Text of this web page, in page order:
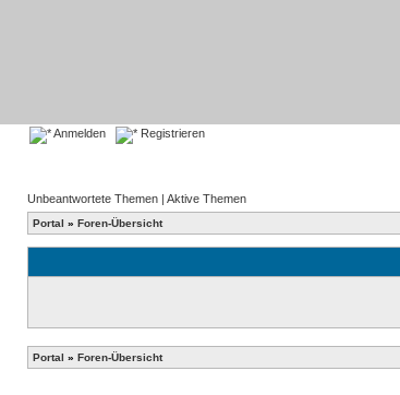
Anmelden Registrieren
Unbeantwortete Themen | Aktive Themen
Portal » Foren-Übersicht
Portal » Foren-Übersicht